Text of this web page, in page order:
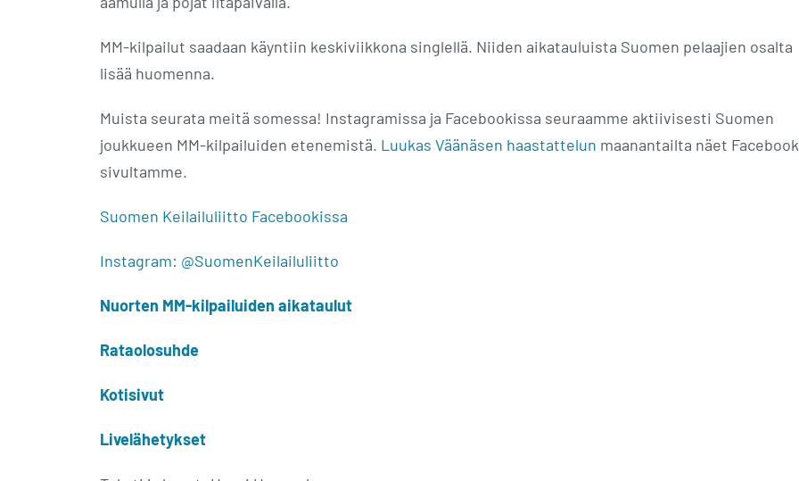
MM-kilpailut saadaan käyntiin keskiviikkona singlellä. Niiden aikatauluista Suomen pelaajien osalta
lisää huomenna.
Muista seurata meitä somessa! Instagramissa ja Facebookissa seuraamme aktiivisesti Suomen
joukkueen MM-kilpailuiden etenemistä. Luukas Väänäsen haastattelun maanantailta näet
sivultamme.
Suomen Keilailuliitto Facebookissa
Instagram: @SuomenKeilailuliitto
Nuorten MM-kilpailuiden aikataulut
Rataolosuhde
Kotisivut
Livelähetykset